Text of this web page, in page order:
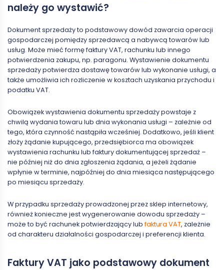
należy go wystawić?
Dokument sprzedaży to podstawowy dowód zawarcia operacji
gospodarczej pomiędzy sprzedawcą a nabywcą towarów lub
usług. Może mieć formę faktury VAT, rachunku lub innego
potwierdzenia zakupu, np. paragonu. Wystawienie dokumentu
sprzedaży potwierdza dostawę towarów lub wykonanie usługi, a
także umożliwia ich rozliczenie w kosztach uzyskania przychodu i
podatku VAT.
Obowiązek wystawienia dokumentu sprzedaży powstaje z
chwilą wydania towaru lub dnia wykonania usługi – zależnie od
tego, która czynność nastąpiła wcześniej. Dodatkowo, jeśli klient
złoży żądanie kupującego, przedsiębiorca ma obowiązek
wystawienia rachunku lub faktury dokumentującej sprzedaż –
nie później niż do dnia zgłoszenia żądania, a jeżeli żądanie
wpłynie w terminie, najpóźniej do dnia miesiąca następującego
po miesiącu sprzedaży.
W przypadku sprzedaży prowadzonej przez sklep internetowy,
również konieczne jest wygenerowanie dowodu sprzedaży –
może to być rachunek potwierdzający lubfaktura VAT, zależnie
od charakteru działalności gospodarczej i preferencji klienta.
Faktury VAT jako podstawowy dokument